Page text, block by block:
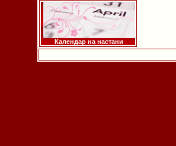
Календар на настани